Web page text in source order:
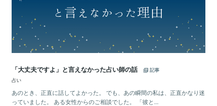
「大丈夫ですよ」と言えなかった占い師の話
記事
占い
あのとき、正直に話してよかった。 でも、あの瞬間の私は、正直かなり迷
っていました。 ある女性からのご相談でした。 「彼と...